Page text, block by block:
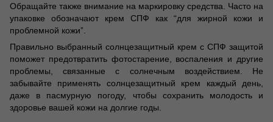
Обращайте также внимание на маркировку средства. Часто на
упаковке обозначают крем СПФ как “для жирной кожи и
проблемной кожи”.
Правильно выбранный солнцезащитный крем с СПФ защитой
поможет предотвратить фотостарение, воспаления и другие
проблемы, связанные с солнечным воздействием. Не
забывайте применять солнцезащитный крем каждый день,
даже в пасмурную погоду, чтобы сохранить молодость и
здоровье вашей кожи на долгие годы.